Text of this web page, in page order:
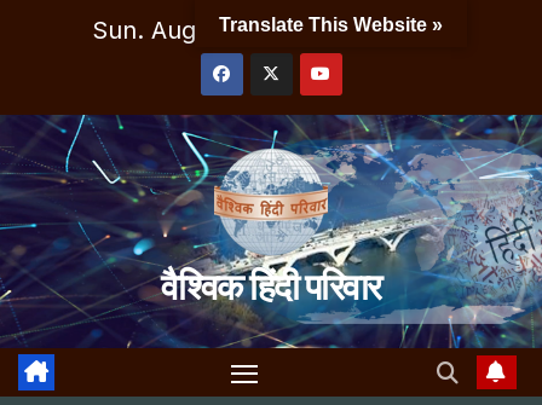
Sun. Aug 9th, 2026 8:32:32 PM
वैश्विक हिंदी परिवार
Translate This Website »